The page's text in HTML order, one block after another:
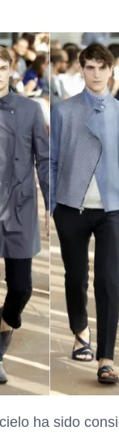
ha sido